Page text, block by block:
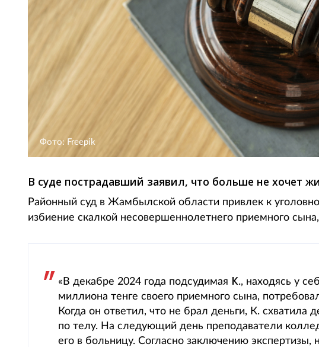
Фото: Freepik
В суде пострадавший заявил, что больше не хочет
Районный суд в Жамбылской области привлек к
избиение скалкой несовершеннолетнего приемного
«В декабре 2024 года подсудимая К., находясь у
миллиона тенге своего приемного сына,
Когда он ответил, что не брал деньги, К. схватила
по телу. На следующий день преподаватели
его в больницу. Согласно заключению